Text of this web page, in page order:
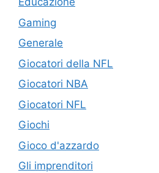
Gaming
Generale
Giocatori della NFL
Giocatori NBA
Giocatori NFL
Giochi
Gioco d'azzardo
Gli imprenditori